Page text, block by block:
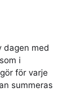
dagen med
i
för varje
summeras